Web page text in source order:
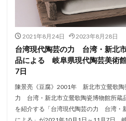
2021年8月24日 2023年8月28日
台湾現代陶芸の力 台湾・新北
品による 岐阜県現代陶芸美術
7日
陳景亮《豆腐》2001年 新北市立鶯歌陶
力 台湾・新北市立鶯歌陶瓷博物館所
を紹介する「台湾現代陶芸の力 台湾・
による」が2021年10月1日～11月7日、